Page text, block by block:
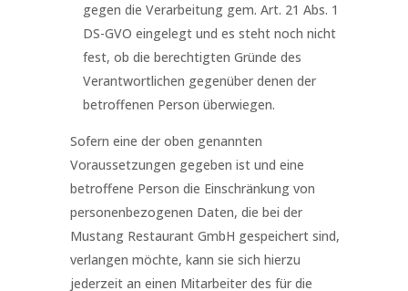
gegen die Verarbeitung gem. Art. 21 Abs. 1
DS-GVO eingelegt und es steht noch nicht
fest, ob die berechtigten Gründe des
Verantwortlichen gegenüber denen der
betroffenen Person überwiegen.
Sofern eine der oben genannten
Voraussetzungen gegeben ist und eine
betroffene Person die Einschränkung von
personenbezogenen Daten, die bei der
Mustang Restaurant GmbH gespeichert sind,
verlangen möchte, kann sie sich hierzu
jederzeit an einen Mitarbeiter des für die